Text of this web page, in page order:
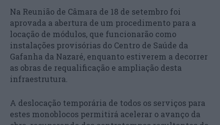
Na Reunião de Câmara de 18 de setembro foi
aprovada a abertura de um procedimento para a
locação de módulos, que funcionarão como
instalações provisórias do Centro de Saúde da
Gafanha da Nazaré, enquanto estiverem a decorrer
as obras de requalificação e ampliação desta
infraestrutura.
A deslocação temporária de todos os serviços para
estes monoblocos permitirá acelerar o avanço da